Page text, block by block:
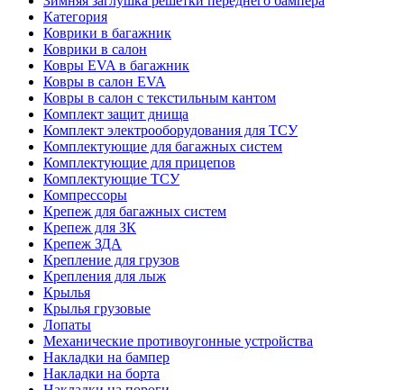
Категория
Коврики в багажник
Коврики в салон
Ковры EVA в багажник
Ковры в салон EVA
Ковры в салон с текстильным кантом
Комплект защит днища
Комплект электрооборудования для ТСУ
Комплектующие для багажных систем
Комплектующие для прицепов
Комплектующие ТСУ
Компрессоры
Крепеж для багажных систем
Крепеж для ЗК
Крепеж ЗДА
Крепление для грузов
Крепления для лыж
Крылья
Крылья грузовые
Лопаты
Механические противоугонные устройства
Накладки на бампер
Накладки на борта